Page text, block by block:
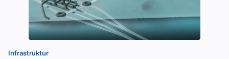
Infrastruktur